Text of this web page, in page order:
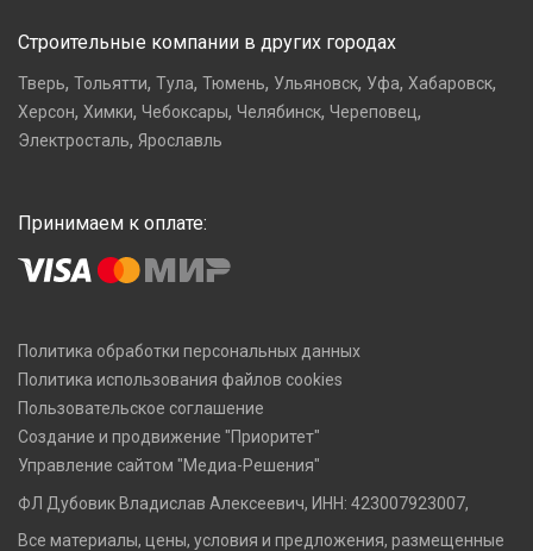
Строительные компании в других городах
Тверь, Тольятти, Тула, Тюмень, Ульяновск, Уфа, Хабаровск,
Херсон, Химки, Чебоксары, Челябинск, Череповец,
Электросталь, Ярославль
Принимаем к оплате:
Политика обработки персональных данных
Политика использования файлов cookies
Пользовательское соглашение
Создание и продвижение "Приоритет"
Управление сайтом "Медиа-Решения"
ФЛ Дубовик Владислав Алексеевич, ИНН: 423007923007,
Все материалы, цены, условия и предложения, размещенные